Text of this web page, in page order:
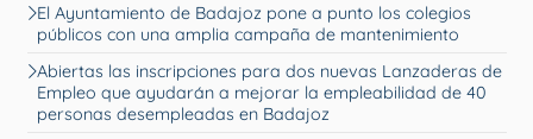
El Ayuntamiento de Badajoz pone a punto los colegios
públicos con una amplia campaña de mantenimiento
Abiertas las inscripciones para dos nuevas Lanzaderas de
Empleo que ayudarán a mejorar la empleabilidad de 40
personas desempleadas en Badajoz